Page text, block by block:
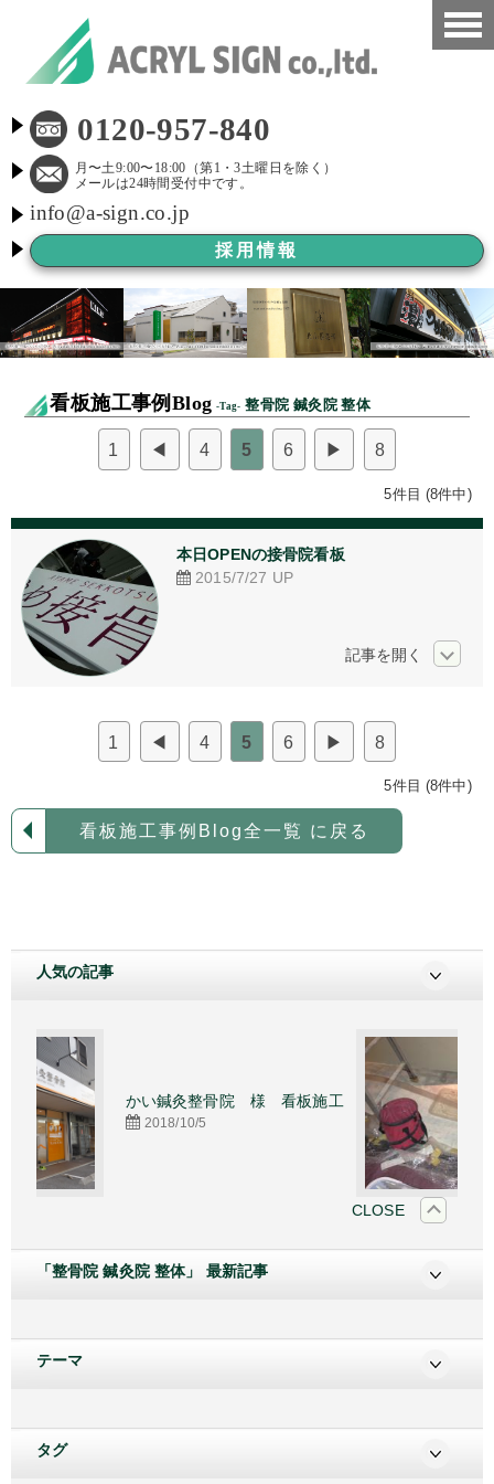
看板施工事例
会社概要
LED看板
看板施工ブログ
よくある質問
京都市新景観条例
看板Before After
看板デザイン
ご相談からの流れ
個人情報保護方針
0120-957-840
月〜土9:00〜18:00（第1・3土曜日を除く）
メールは24時間受付中です。
info@a-sign.co.jp
採用情報
看板施工事例Blog -Tag- 整骨院 鍼灸院 整体
1 ◀ 4 5 6 ▶ 8
5件目 (8件中)
本日OPENの接骨院看板
2015/7/27 UP
1 ◀ 4 5 6 ▶ 8
5件目 (8件中)
看板施工事例Blog全一覧 に戻る
人気の記事
かい鍼灸整骨院 様 看板施工
2018/10/5
照明カバ
2015/4/
CLOSE
「整骨院 鍼灸院 整体」 最新記事
テーマ
タグ